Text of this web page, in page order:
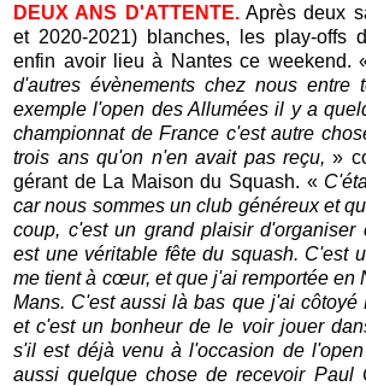
DEUX ANS D'ATTENTE.Après deux
et 2020-2021) blanches, les play-offs
enfin avoir lieu à Nantes ce weekend.
d'autres évènements chez nous entre
exemple l'open des Allumées il y a
championnat de France c'est autre
trois ans qu'on n'en avait pas reçu,»
gérant de La Maison du Squash. «
car nous sommes un club généreux et
coup, c'est un grand plaisir d'organiser
est une véritable fête du squash. C'est
me tient à cœur, et que j'ai remportée en
Mans. C'est aussi là bas que j'ai côtoyé
et c'est un bonheur de le voir jouer
s'il est déjà venu à l'occasion de
aussi quelque chose de recevoir Paul